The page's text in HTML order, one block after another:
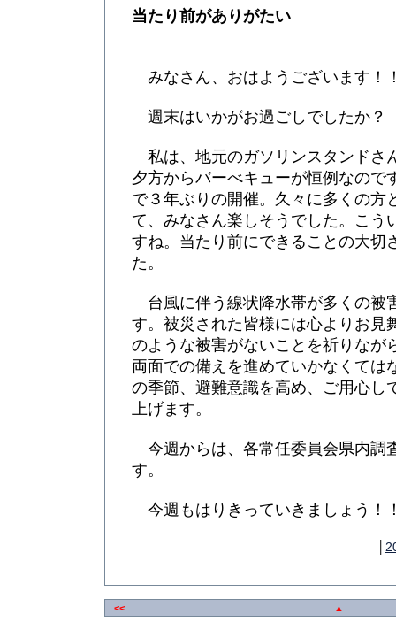
当たり前がありがたい
みなさん、おはようございます！
週末はいかがお過ごしでしたか？
私は、地元のガソリンスタンドさ
夕方からバーべキューが恒例なので
で３年ぶりの開催。久々に多くの方
て、みなさん楽しそうでした。こう
すね。当たり前にできることの大切
た。
台風に伴う線状降水帯が多くの被
す。被災された皆様には心よりお見
のような被害がないことを祈りなが
両面での備えを進めていかなくては
の季節、避難意識を高め、ご用心し
上げます。
今週からは、各常任委員会県内調
す。
今週もはりきっていきましょう！
<< ▲